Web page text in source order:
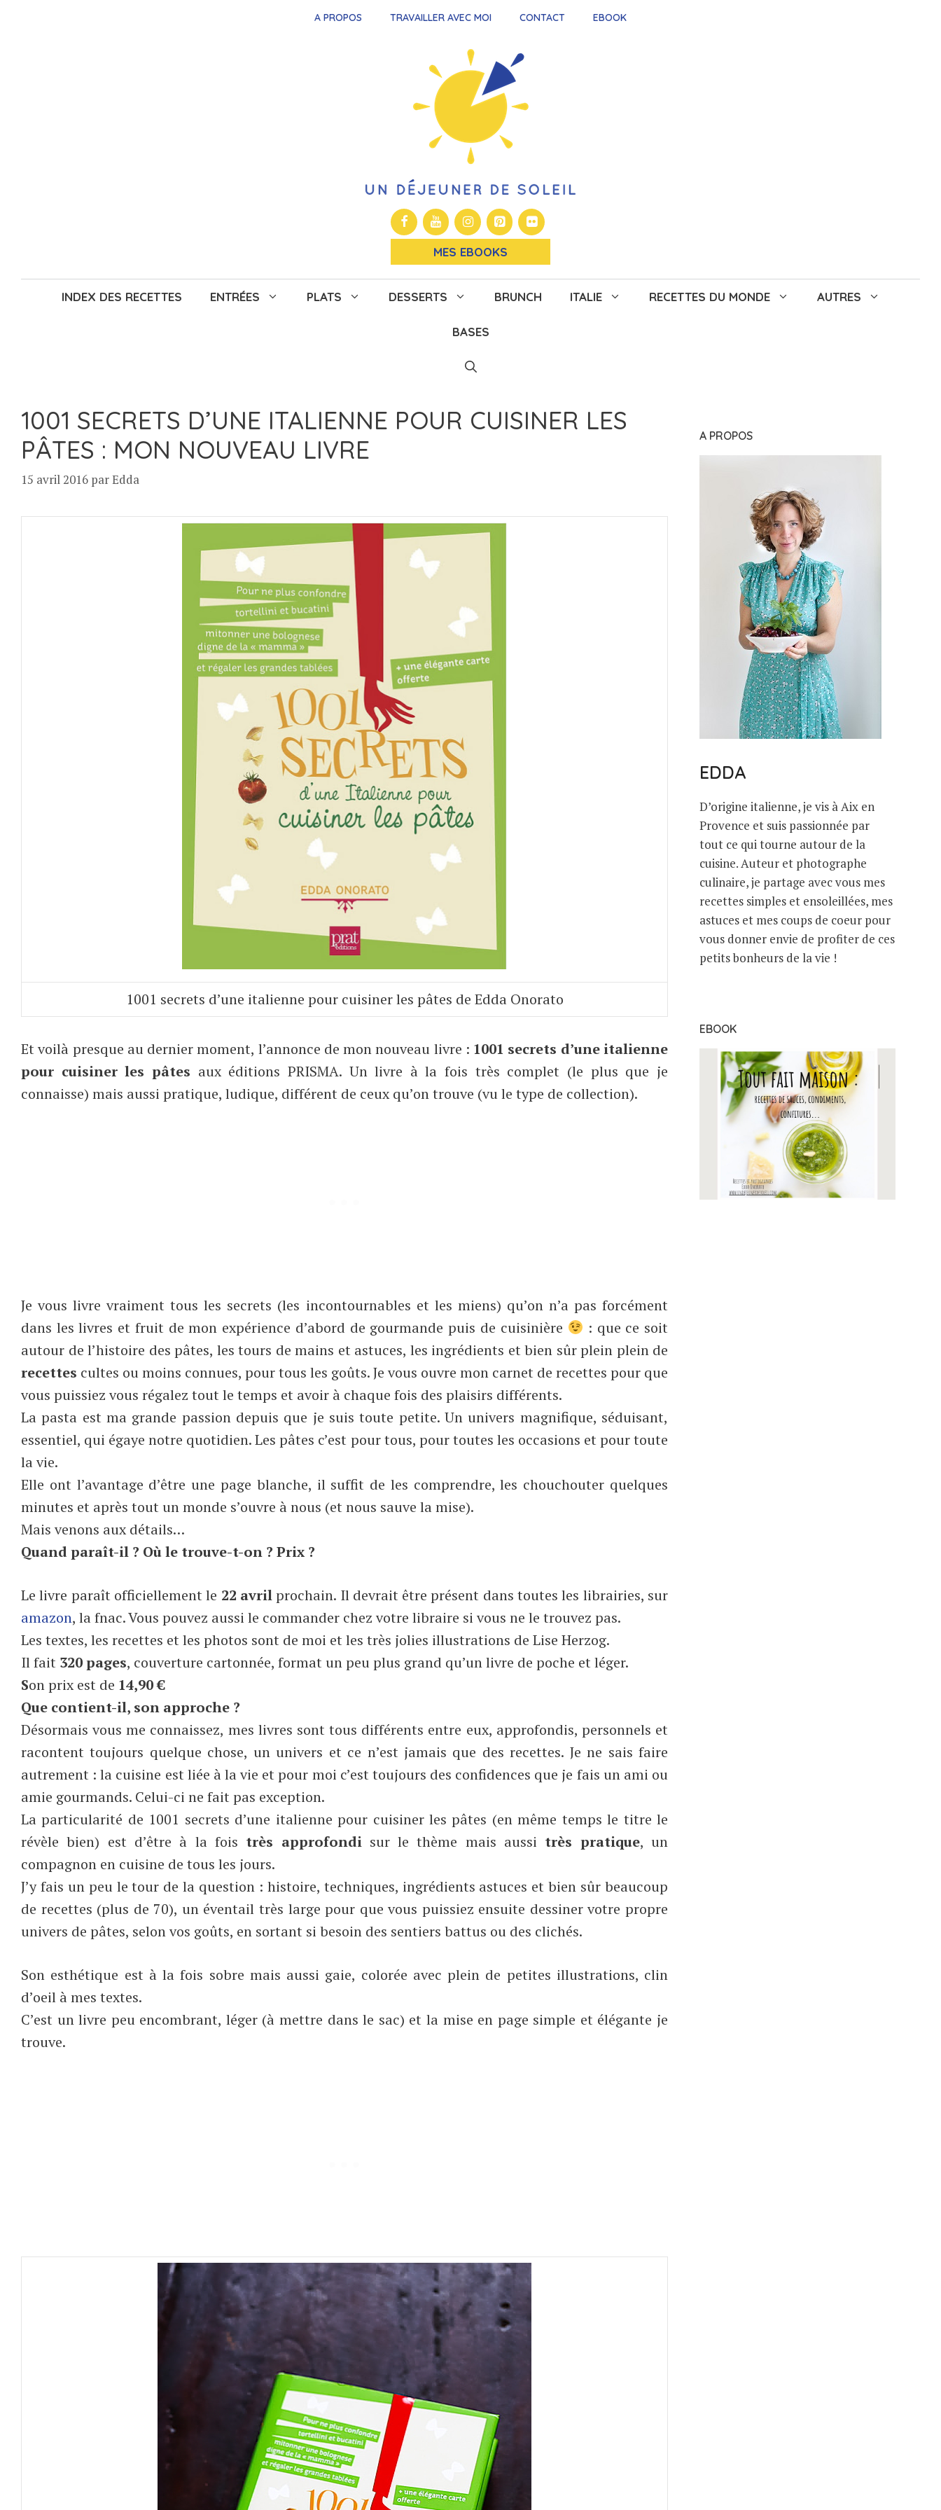
A PROPOS TRAVAILLER AVEC MOI CONTACT EBOOK
MES EBOOKS
INDEX DES RECETTES ENTRÉES PLATS DESSERTS BRUNCH ITALIE RECETTES DU MONDE AUTRES
BASES
1001 SECRETS D’UNE ITALIENNE POUR CUISINER LES
PÂTES : MON NOUVEAU LIVRE
15 avril 2016 parEdda
1001 secrets d’une italienne pour cuisiner les pâtes de Edda Onorato
Et voilà presque au dernier moment, l’annonce de mon nouveau livre : 1001 secrets d’une italienne
pour cuisiner les pâtes aux éditions PRISMA. Un livre à la fois très complet (le plus que je
connaisse) mais aussi pratique, ludique, différent de ceux qu’on trouve (vu le type de collection).
Je vous livre vraiment tous les secrets (les incontournables et les miens) qu’on n’a pas forcément
dans les livres et fruit de mon expérience d’abord de gourmande puis de cuisinière
: que ce soit
autour de l’histoire des pâtes, les tours de mains et astuces, les ingrédients et bien sûr plein plein de
recettes cultes ou moins connues, pour tous les goûts. Je vous ouvre mon carnet de recettes pour que
vous puissiez vous régalez tout le temps et avoir à chaque fois des plaisirs différents.
La pasta est ma grande passion depuis que je suis toute petite. Un univers magnifique, séduisant,
essentiel, qui égaye notre quotidien. Les pâtes c’est pour tous, pour toutes les occasions et pour toute
la vie.
Elle ont l’avantage d’être une page blanche, il suffit de les comprendre, les chouchouter quelques
minutes et après tout un monde s’ouvre à nous (et nous sauve la mise).
Mais venons aux détails…
Quand paraît-il ? Où le trouve-t-on ? Prix ?
Le livre paraît officiellement le 22 avrilprochain. Il devrait être présent dans toutes les librairies, sur
amazon, la fnac. Vous pouvez aussi le commander chez votre libraire si vous ne le trouvez pas.
Les textes, les recettes et les photos sont de moi et les très jolies illustrations de Lise Herzog.
Il fait 320 pages, couverture cartonnée, format un peu plus grand qu’un livre de poche et léger.
Son prix est de 14,90 €
Que contient-il, son approche ?
Désormais vous me connaissez, mes livres sont tous différents entre eux, approfondis, personnels et
racontent toujours quelque chose, un univers et ce n’est jamais que des recettes. Je ne sais faire
autrement : la cuisine est liée à la vie et pour moi c’est toujours des confidences que je fais un ami ou
amie gourmands. Celui-ci ne fait pas exception.
La particularité de 1001 secrets d’une italienne pour cuisiner les pâtes (en même temps le titre le
révèle bien) est d’être à la fois très approfondi sur le thème mais aussi très pratique, un
compagnon en cuisine de tous les jours.
J’y fais un peu le tour de la question : histoire, techniques, ingrédients astuces et bien sûr beaucoup
de recettes (plus de 70), un éventail très large pour que vous puissiez ensuite dessiner votre propre
univers de pâtes, selon vos goûts, en sortant si besoin des sentiers battus ou des clichés.
Son esthétique est à la fois sobre mais aussi gaie, colorée avec plein de petites illustrations, clin
d’oeil à mes textes.
C’est un livre peu encombrant, léger (à mettre dans le sac) et la mise en page simple et élégante je
trouve.
A PROPOS
EDDA
D’origine italienne, je vis à Aix en
Provence et suis passionnée par
tout ce qui tourne autour de la
cuisine. Auteur et photographe
culinaire, je partage avec vous mes
recettes simples et ensoleillées, mes
astuces et mes coups de coeur pour
vous donner envie de profiter de ces
petits bonheurs de la vie !
EBOOK